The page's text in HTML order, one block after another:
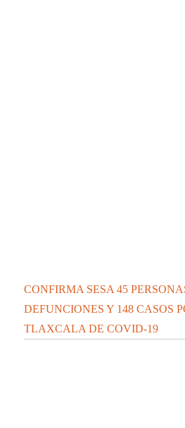
CONFIRMA SESA 45
DEFUNCIONES Y 148 CASOS
TLAXCALA DE COVID-19